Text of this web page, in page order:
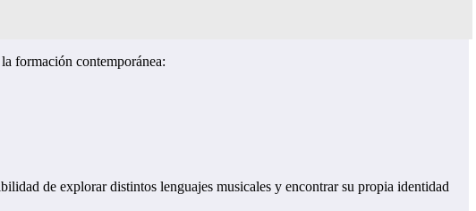
formación contemporánea:
de explorar distintos lenguajes musicales y encontrar su propia identidad